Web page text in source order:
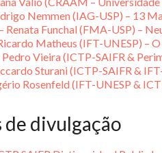
Nemmen (IAG-USP) – 13
Renata Funchal (FMA-USP) –
Matheus (IFT-UNESP) –
Vieira (ICTP-SAIFR &
Sturani (ICTP-SAIFR &
Rosenfeld (IFT-UNESP &
de divulgação